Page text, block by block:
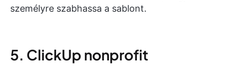
személyre szabhassa a sablont.
5. ClickUp nonprofit